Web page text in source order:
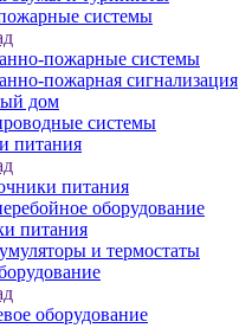
системы
пожарные системы
пожарная сигнализация
дом
системы
питания
питания
оборудование
питания
и термостаты
оборудование